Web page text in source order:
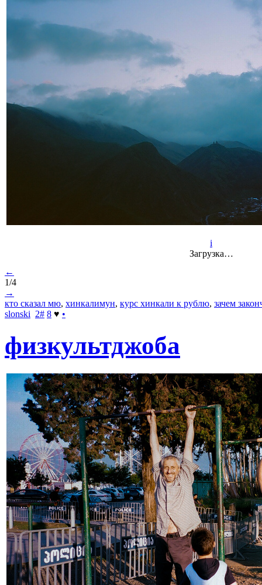
i
Загрузка…
←
1/4
→
кто сказал мю, хинкалимун, курс хинкали к рублю, зачем
slonski 2# 8 ♥ •
физкультджоба